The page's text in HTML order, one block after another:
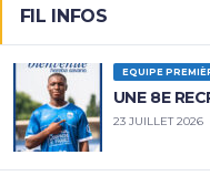
FIL INFOS
EQUIPE
UNE 8E
23 JUILLET 2026